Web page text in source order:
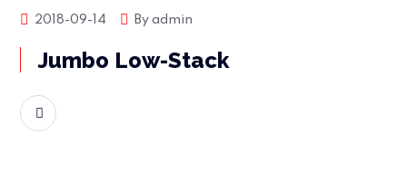
Produktų naujienos
2018-09-14 Byadmin
Jumbo Low-Stack